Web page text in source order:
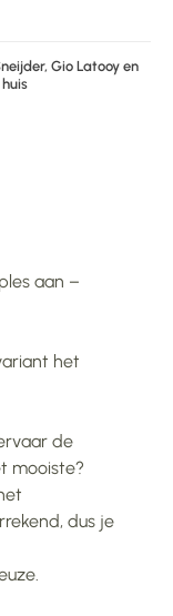
Gio Latooy en
aan –
het
de
mooiste?
dus je